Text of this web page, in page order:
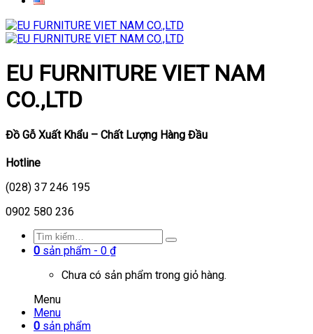
EU FURNITURE VIET NAM
CO.,LTD
Đồ Gỗ Xuất Khẩu – Chất Lượng Hàng Đầu
Hotline
(028) 37 246 195
0902 580 236
0 sản phẩm - 0 ₫
Chưa có sản phẩm trong giỏ hàng.
Menu
Menu
0 sản phẩm